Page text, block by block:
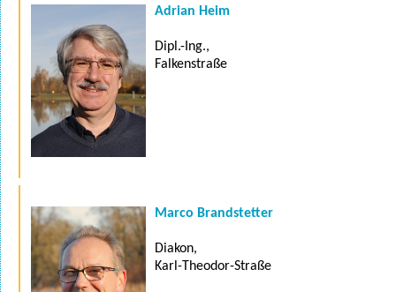
Adrian Heim
Dipl.-Ing.,
Falkenstraße
Marco Brandstetter
Diakon,
Karl-Theodor-Straße